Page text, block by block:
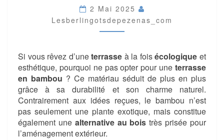
EXTÉRIEUR
2 Mai 2025
Lesberlingotsdepezenas_com
Si vous rêvez d’uneterrasse à la foisécologique et
esthétique, pourquoi ne pas opter pour une terrasse
en bambou ? Ce matériau séduit de plus en plus
grâce à sa durabilité et son charme naturel.
Contrairement aux idées reçues, le bambou n’est
pas seulement une plante exotique, mais constitue
également une alternative au bois très prisée pour
l’aménagement extérieur.